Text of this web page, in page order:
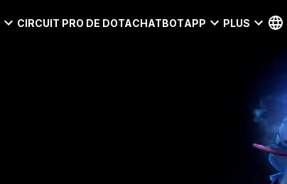
CIRCUIT PRO DE DOTACHATBOTAPP PLUS